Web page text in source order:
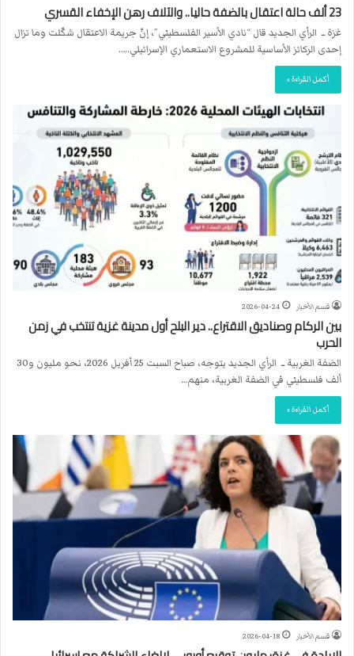
23 ألف حالة اعتقال بالضفة حاليا.. والآلاف رهن الإخفاء القسري
غزة ــ الرأي الجديد قال “نادي الأسير الفلسطيني”، إنّ جريمة الاعتقال شكّلت وما تزال
إحدى الركائز الأساسية للمشروع الاستعماري الإسرائيلي..…
أكمل القراءة »
قسم الأخبار 2026-04-24
بين الركام وصناديق الاقتراع.. دير البلح أول مدينة غزية تنتخب في زمن
الحرب
الضفة الغربية ــ الرأي الجديد يتوجه، صباح السبت 25 أفريل 2026، نحو مليون و30
ألف فلسطيني في الضفة الغربية، منهم…
أكمل القراءة »
قسم الأخبار 2026-04-18